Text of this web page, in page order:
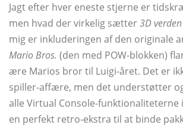
Jagt efter hver eneste stjerne er
men hvad der virkelig sætter3D verden
mig er inkluderingen af ​​den originale
Mario Bros. (den med POW-blokken)
ære Marios bror til Luigi-året. Det er
spiller-affære, men det understøtter
alle Virtual Console-funktionaliteterne
en perfekt retro-ekstra til at binde